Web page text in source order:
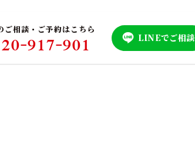
ご相談・ご予約はこちら
917-901 LINEでご相談